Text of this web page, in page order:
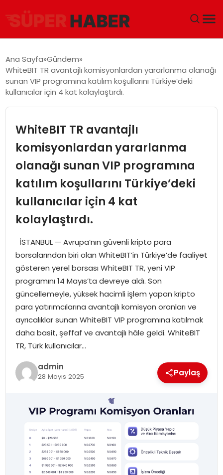
GÜNDEM
EĞITIM
EKONOMI
MAGAZIN
SAĞLIK
SPOR
TEKNOLOJI
YAŞAM
Ana Sayfa Gündem
WhiteBIT TR avantajlı komisyonlardan yararlanma olanağı
sunan VIP programına katılım koşullarını Türkiye’deki
kullanıcılar için 4 kat kolaylaştırdı.
WhiteBIT TR avantajlı
komisyonlardan yararlanma
olanağı sunan VIP programına
katılım koşullarını Türkiye’deki
kullanıcılar için 4 kat
kolaylaştırdı.
İSTANBUL — Avrupa’nın güvenli kripto para
borsalarından biri olan WhiteBIT’in Türkiye’de faaliyet
gösteren yerel borsası WhiteBIT TR, yeni VIP
programını 14 Mayıs’ta devreye aldı. Son
güncellemeyle, yüksek hacimli işlem yapan kripto
para yatırımcılarına avantajlı komisyon oranları ve
ayrıcalıklar sunan WhiteBIT VIP programına katılmak
daha basit, şeffaf ve avantajlı hâle geldi. WhiteBIT
TR, Türk kullanıcılar…
admin
28 Mayıs 2025 Paylaş